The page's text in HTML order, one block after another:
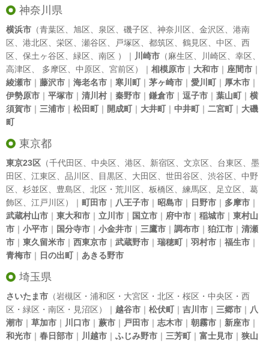
神奈川県
横浜市 （青葉区 旭区 泉区 磯子区 神奈川区 金沢区
港南
区
港北区 栄区 瀬谷区 戸塚区 都筑区 鶴見区 中区
西
区
保土ヶ谷区 緑区 南区 ）｜ 川崎市 （麻生区 川崎区 幸区
高津区
多摩区 中原区 宮前区）｜ 相模原市 ｜ 大和市 ｜ 座間市 ｜
綾瀬市 ｜ 藤沢市 ｜ 海老名市 ｜ 寒川町｜ 茅ヶ崎市 ｜ 愛川町｜ 厚木市 ｜
伊勢原市 ｜ 平塚市 ｜ 清川村｜ 秦野市 ｜ 鎌倉市 ｜ 逗子市 ｜ 葉山町｜ 横
須賀市 ｜ 三浦市 ｜ 松田町｜ 開成町｜ 大井町｜ 中井町｜ 二宮町｜ 大磯
町
東京都
東京23区 （千代田区 中央区 港区 新宿区 文京区 台東区
墨
田区
江東区 品川区 目黒区 大田区 世田谷区 渋谷区
中野
区
杉並区 豊島区 北区 ・ 荒川区 板橋区 練馬区 足立区
葛
飾区
江戸川区）｜ 町田市 ｜ 八王子市 ｜ 昭島市 ｜ 日野市 ｜ 多摩市 ｜
武蔵村山市 ｜ 東大和市 ｜ 立川市 ｜ 国立市 ｜ 府中市 ｜ 稲城市 ｜ 東村山
市 ｜ 小平市 ｜ 国分寺市 ｜ 小金井市 ｜ 三鷹市 ｜ 調布市 ｜ 狛江市 ｜ 清瀬
市 ｜ 東久留米市 ｜ 西東京市 ｜ 武蔵野市 ｜ 瑞穂町｜ 羽村市 ｜ 福生市 ｜
青梅市 ｜ 日の出町｜ あきる野市
埼玉県
さいたま市 （岩槻区・浦和区・大宮区・北区・桜区・中央区・西
区・緑区・南区・見沼区）｜ 越谷市 ｜ 松伏町｜ 吉川市 ｜ 三郷市 ｜ 八
潮市 ｜ 草加市 ｜ 川口市 ｜ 蕨市 ｜ 戸田市 ｜ 志木市 ｜ 朝霧市 ｜ 新座市 ｜
和光市 ｜ 春日部市 ｜ 川越市 ｜ ふじみ野市 ｜ 三芳町｜ 富士見市 ｜ 狭山